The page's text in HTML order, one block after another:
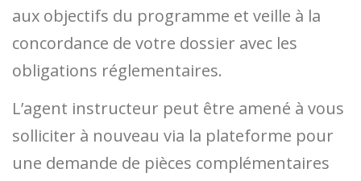
aux objectifs du programme et veille à la
concordance de votre dossier avec les
obligations réglementaires.
L’agent instructeur peut être amené à vous
solliciter à nouveau via la plateforme pour
une demande de pièces complémentaires